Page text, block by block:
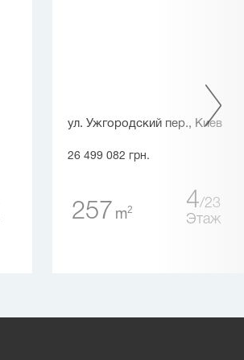
ул. Ужгородский пер., Киев
26 499 082 грн.
257 m2 4 23
Этаж